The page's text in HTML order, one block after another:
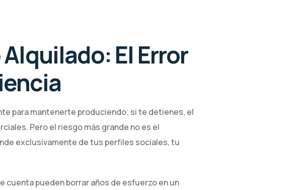
El Error
para mantenerte produciendo; si te detienes, el
Pero el riesgo más grande no es el
exclusivamente de tus perfiles sociales, tu
cuenta pueden borrar años de esfuerzo en un